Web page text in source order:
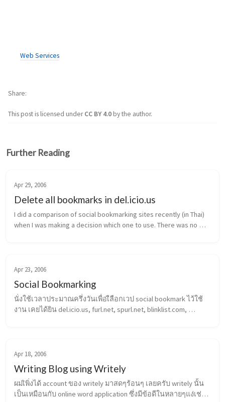
Web Services
This post is licensed underCC BY 4.0by the author.
Share
Further Reading
Apr 29, 2006
Delete all bookmarks in del.icio.us
I did a comparison of social bookmarking sites recently (in Thai)
when I was making a decision which one to use. There was no
Apr 23, 2006
Social Bookmarking
นั่งใช้เวลาประมาณครึ่งวันเพื่อเืลือกเวป social bookmark ไว้ใช้
งาน เคยได้ยิน del.icio.us, furl.net, spurl.net, blinklist.com,
Apr 18, 2006
Writing Blog using Writely
ผมเิพิ่งได้ account ของ writely มาสดๆร้อนๆ เลยครับ writely นั้น
เป็นเหมือนกับ online word application ซึ่งมีข้อดีในหลายๆแง่เช่น